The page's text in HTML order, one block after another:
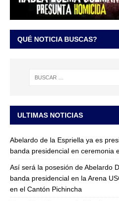
QUÉ NOTICIA BUSCAS?
ULTIMAS NOTICIAS
Abelardo de la Espriella ya es
banda presidencial en ceremonia
Así será la posesión de Abelardo
banda presidencial en la Arena
en el Cantón Pichincha